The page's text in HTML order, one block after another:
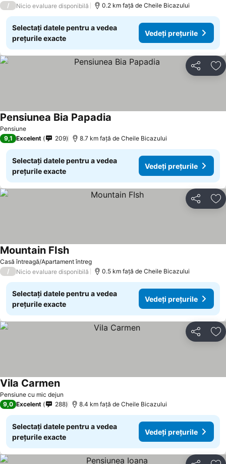
/ Nicio evaluare disponibilă 0.2 km faţă de Cheile Bicazului
Selectați datele pentru a vedea
prețurile exacte
Vedeți prețurile
Distribuiți
Pensiune
Pensiunea Bia Papadia
9,1 Excelent 209 8.7 km faţă de Cheile Bicazului
Selectați datele pentru a vedea
prețurile exacte
Vedeți prețurile
Distribuiți
Casă întreagă/Apartament întreg
Mountain FIshVedeți prețurile
/ Nicio evaluare disponibilă 0.5 km faţă de Cheile Bicazului
Selectați datele pentru a vedea
prețurile exacte
Vedeți prețurile
Distribuiți
Pensiune cu mic dejun
Vila CarmenVedeți prețurile
9,0 Excelent 288 8.4 km faţă de Cheile Bicazului
Selectați datele pentru a vedea
prețurile exacte
Vedeți prețurile